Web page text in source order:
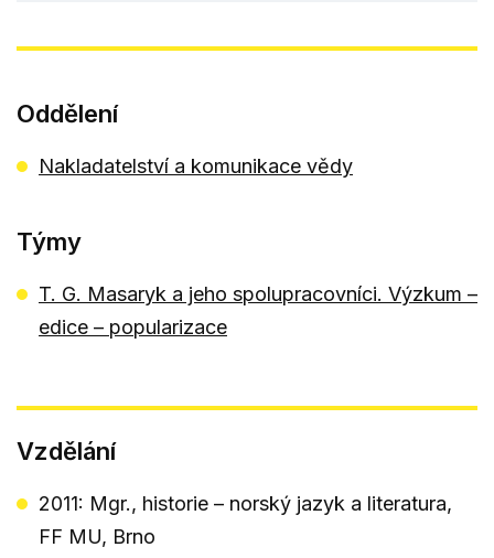
Oddělení
Nakladatelství a komunikace vědy
Týmy
T. G. Masaryk a jeho spolupracovníci. Výzkum –
edice – popularizace
Vzdělání
2011: Mgr., historie – norský jazyk a literatura,
FF MU, Brno